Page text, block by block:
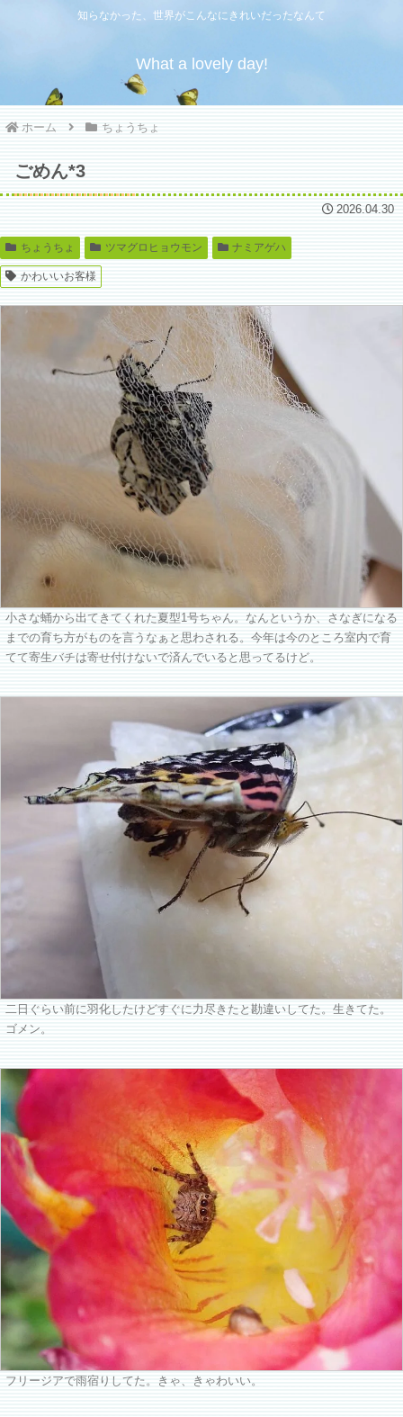
知らなかった、世界がこんなにきれいだったなんて
What a lovely day!
ホーム ちょうちょ
ごめん*3
2026.04.30
ちょうちょ ツマグロヒョウモン ナミアゲハ
かわいいお客様
小さな蛹から出てきてくれた夏型1号ちゃん。なんというか、さなぎになる
までの育ち方がものを言うなぁと思わされる。今年は今のところ室内で育
てて寄生バチは寄せ付けないで済んでいると思ってるけど。
二日ぐらい前に羽化したけどすぐに力尽きたと勘違いしてた。生きてた。
ゴメン。
フリージアで雨宿りしてた。きゃ、きゃわいい。